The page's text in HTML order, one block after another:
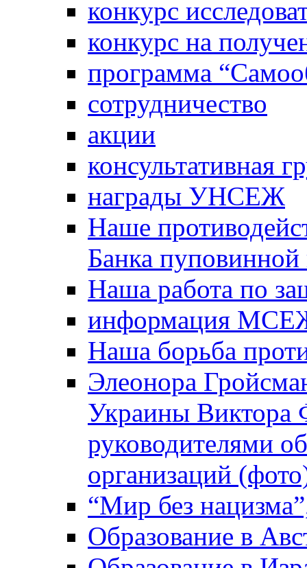
конкурс
конкурс на
программа
сотрудничество
акции
консультативная
награды УНСЕЖ
Наше
Банка
Наша работа по
информация
Наша борьба
Элеонора
Украины Виктора
руководителями
организаций
“Мир без
Образование в